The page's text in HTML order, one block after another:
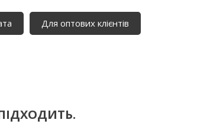
Для оптових клієнтів